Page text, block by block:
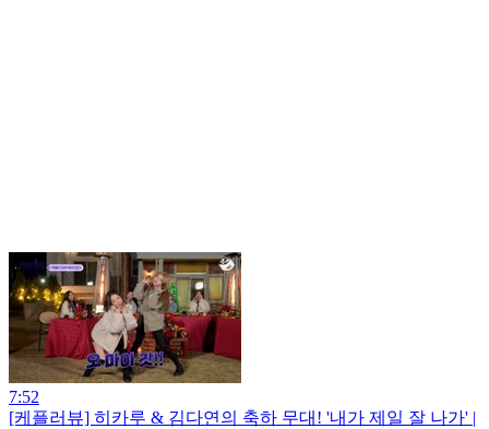
7:52
[케플러뷰] 히카루 & 김다연의 축하 무대! '내가 제일 잘 나가' |